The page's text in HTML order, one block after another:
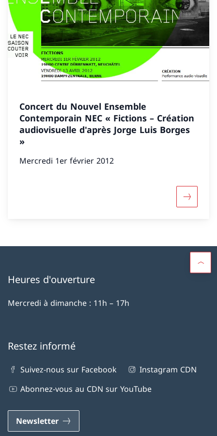
Concert du Nouvel Ensemble
Contemporain NEC « Fictions – Création
audiovisuelle d'après Jorge Luis Borges
»
Mercredi 1er février 2012
Heures d'ouverture
Mercredi à dimanche : 11h – 17h
Restez informé
Suivez-nous sur Facebook
Instagram CDN
Abonnez-vous au CDN sur YouTube
Newsletter